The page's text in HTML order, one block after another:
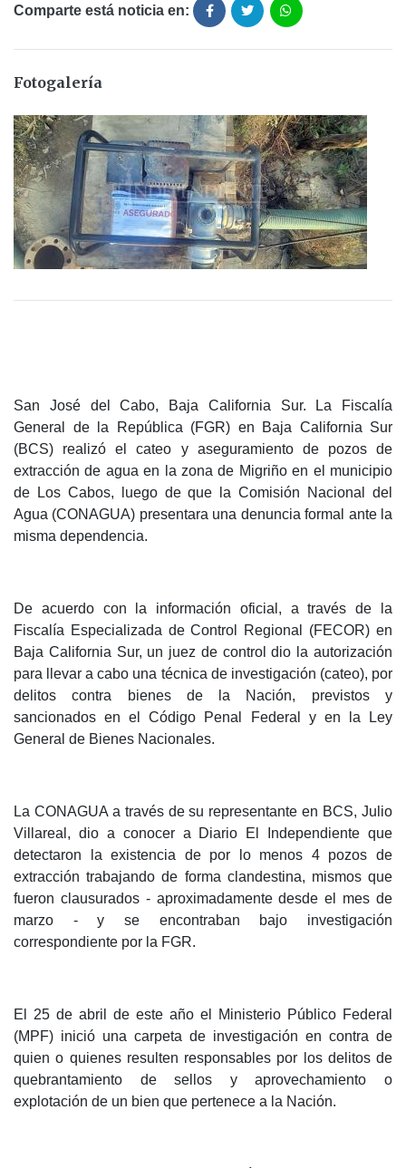
Comparte está noticia en:
Fotogalería
San José del Cabo, Baja California Sur. La Fiscalía
General de la República (FGR) en Baja California Sur
(BCS) realizó el cateo y aseguramiento de pozos de
extracción de agua en la zona de Migriño en el municipio
de Los Cabos, luego de que la Comisión Nacional del
Agua (CONAGUA) presentara una denuncia formal ante la
misma dependencia.
De acuerdo con la información oficial, a través de la
Fiscalía Especializada de Control Regional (FECOR) en
Baja California Sur, un juez de control dio la autorización
para llevar a cabo una técnica de investigación (cateo), por
delitos contra bienes de la Nación, previstos y
sancionados en el Código Penal Federal y en la Ley
General de Bienes Nacionales.
La CONAGUA a través de su representante en BCS, Julio
Villareal, dio a conocer a Diario El Independiente que
detectaron la existencia de por lo menos 4 pozos de
extracción trabajando de forma clandestina, mismos que
fueron clausurados - aproximadamente desde el mes de
marzo - y se encontraban bajo investigación
correspondiente por la FGR.
El 25 de abril de este año el Ministerio Público Federal
(MPF) inició una carpeta de investigación en contra de
quien o quienes resulten responsables por los delitos de
quebrantamiento de sellos y aprovechamiento o
explotación de un bien que pertenece a la Nación.